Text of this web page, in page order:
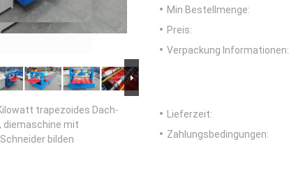
trapezoides Dach-
diemaschine mit
bilden
Min Bestellmenge:
Preis:
Verpackung Informationen:
Lieferzeit:
Zahlungsbedingungen: